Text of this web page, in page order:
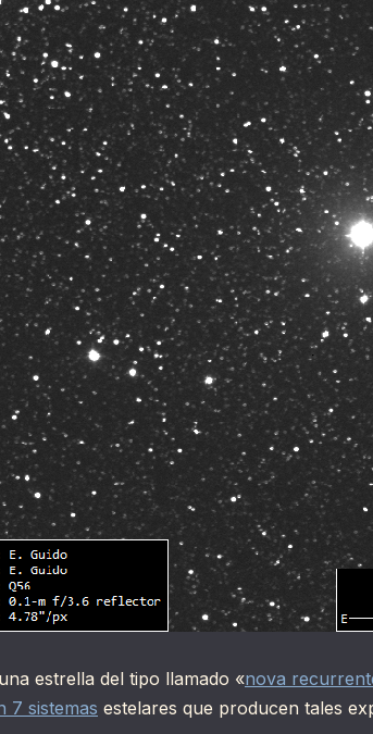
estrella del tipo llamado «nova
7 sistemas estelares que producen tales